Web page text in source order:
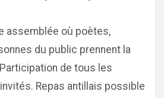
assemblée où poètes,
du public prennent la
de tous les
Repas antillais possible